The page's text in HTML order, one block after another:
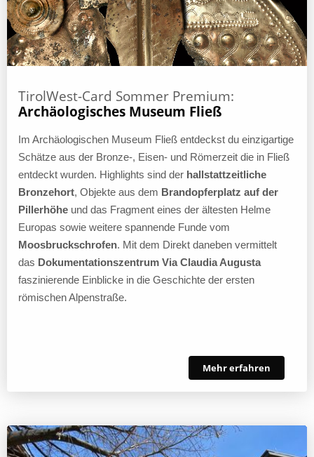
TirolWest-Card Sommer Premium:
Archäologisches Museum Fließ
Im Archäologischen Museum Fließ entdeckst du einzigartige
Schätze aus der Bronze-, Eisen- und Römerzeit die in Fließ
entdeckt wurden. Highlights sind der hallstattzeitliche
Bronzehort, Objekte aus dem Brandopferplatz auf der
Pillerhöhe und das Fragment eines der ältesten Helme
Europas sowie weitere spannende Funde vom
Moosbruckschrofen. Mit dem Direkt daneben vermittelt
das Dokumentationszentrum Via Claudia Augusta
faszinierende Einblicke in die Geschichte der ersten
römischen Alpenstraße.
Mehr erfahren